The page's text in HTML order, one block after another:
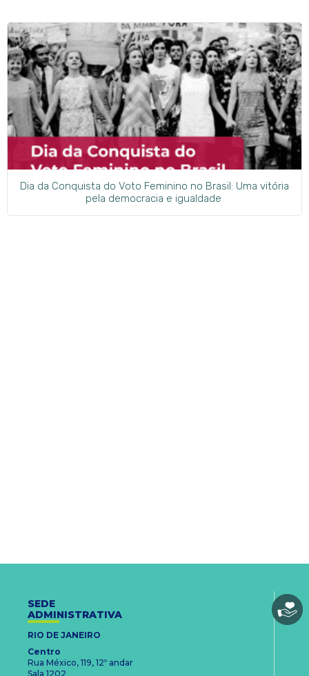
Dia da Conquista do Voto Feminino no Brasil: Uma vitória
pela democracia e igualdade
SEDE
ADMINISTRATIVA
RIO DE JANEIRO
Centro
Rua México, 119, 12º andar
Sala 1202